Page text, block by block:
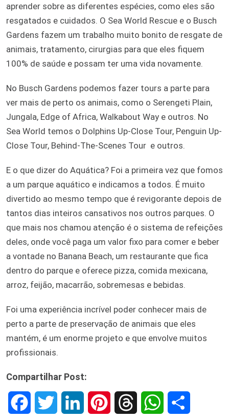
aprender sobre as diferentes espécies, como eles são
resgatados e cuidados. O Sea World Rescue e o Busch
Gardens fazem um trabalho muito bonito de resgate de
animais, tratamento, cirurgias para que eles fiquem
100% de saúde e possam ter uma vida novamente.
No Busch Gardens podemos fazer tours a parte para
ver mais de perto os animais, como o Serengeti Plain,
Jungala, Edge of Africa, Walkabout Way e outros. No
Sea World temos o Dolphins Up-Close Tour, Penguin Up-
Close Tour, Behind-The-Scenes Tour e outros.
E o que dizer do Aquática? Foi a primeira vez que fomos
a um parque aquático e indicamos a todos. É muito
divertido ao mesmo tempo que é revigorante depois de
tantos dias inteiros cansativos nos outros parques. O
que mais nos chamou atenção é o sistema de refeições
deles, onde você paga um valor fixo para comer e beber
a vontade no Banana Beach, um restaurante que fica
dentro do parque e oferece pizza, comida mexicana,
arroz, feijão, macarrão, sobremesas e bebidas.
Foi uma experiência incrível poder conhecer mais de
perto a parte de preservação de animais que eles
mantém, é um enorme projeto e que envolve muitos
profissionais.
Compartilhar Post: